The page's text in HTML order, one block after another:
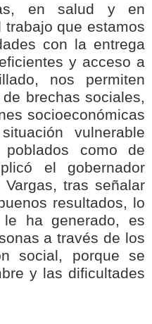
en salud y en
que estamos
con la entrega
y acceso a
nos permiten
brechas sociales,
socioeconómicas
vulnerable
como de
el gobernador
tras señalar
resultados, lo
ha generado, es
a través de los
social, porque se
y las dificultades